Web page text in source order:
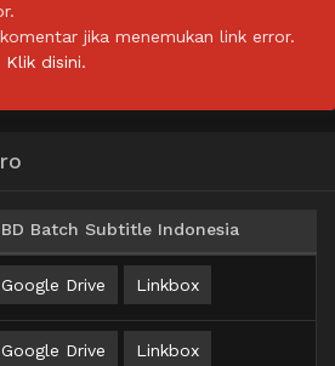
jika menemukan link error.
Klik disini.
Batch Subtitle Indonesia
Google Drive Linkbox
Google Drive Linkbox